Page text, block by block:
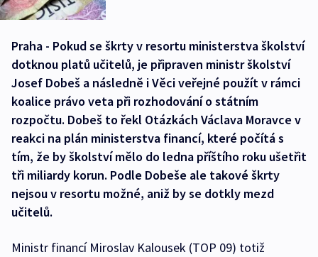
Praha - Pokud se škrty v resortu ministerstva školství
dotknou platů učitelů, je připraven ministr školství
Josef Dobeš a následně i Věci veřejné použít v rámci
koalice právo veta při rozhodování o státním
rozpočtu. Dobeš to řekl Otázkách Václava Moravce v
reakci na plán ministerstva financí, které počítá s
tím, že by školství mělo do ledna příštího roku ušetřit
tři miliardy korun. Podle Dobeše ale takové škrty
nejsou v resortu možné, aniž by se dotkly mezd
učitelů.
Ministr financí Miroslav Kalousek (TOP 09) totiž